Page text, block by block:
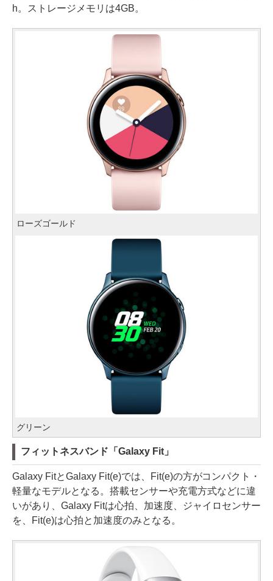
h。ストレージメモリは4GB。
ローズゴールド
グリーン
フィットネスバンド「Galaxy Fit」
Galaxy FitとGalaxy Fit(e)では、Fit(e)の方がコンパクト・
軽量なモデルとなる。搭載センサーや充電方式などに違
いがあり、Galaxy Fitは心拍、加速度、ジャイロセンサー
を、Fit(e)は心拍と加速度のみとなる。